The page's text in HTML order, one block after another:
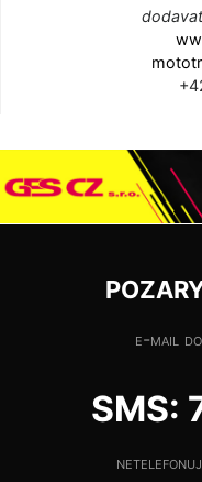
e-mail
SMS: